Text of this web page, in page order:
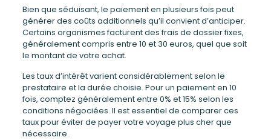
Bien que séduisant, le paiement en plusieurs fois peut
générer des coûts additionnels qu’il convient d’anticiper.
Certains organismes facturent des frais de dossier fixes,
généralement compris entre 10 et 30 euros, quel que soit
le montant de votre achat.
Les taux d’intérêt varient considérablement selon le
prestataire et la durée choisie. Pour un paiement en 10
fois, comptez généralement entre 0% et 15% selon les
conditions négociées. Il est essentiel de comparer ces
taux pour éviter de payer votre voyage plus cher que
nécessaire.